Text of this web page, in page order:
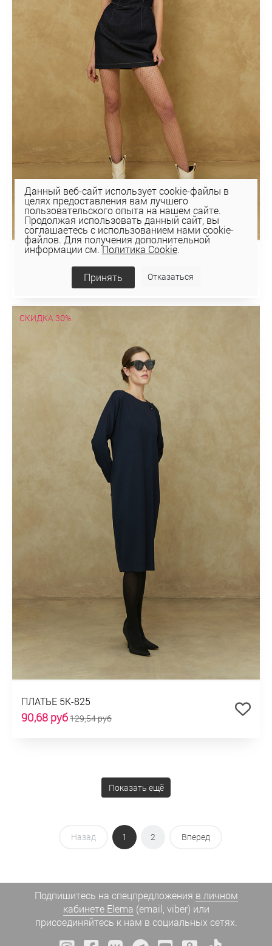
255,42 руб
СКИДКА 30%
ПЛАТЬЕ 5К-825
90,68 руб129,54 руб
Показать ещё
Назад 1 2 Вперед
Подпишитесь на спецпредложения в личном
кабинете Elema (email, viber) или
присоединяйтесь к нам в социальных сетях.
Данный веб-сайт использует cookie-файлы в
целях предоставления вам лучшего
пользовательского опыта на нашем сайте.
Продолжая использовать данный сайт, вы
соглашаетесь с использованием нами cookie-
файлов. Для получения дополнительной
информации см.Политика Cookie.
Принять Отказаться